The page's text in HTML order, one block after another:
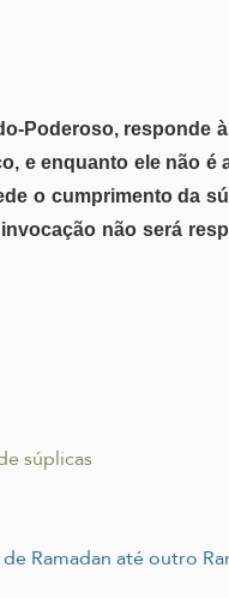
Poderoso, responde
e enquanto ele não é
o cumprimento da
não será
súplicas
Ramadan até outro